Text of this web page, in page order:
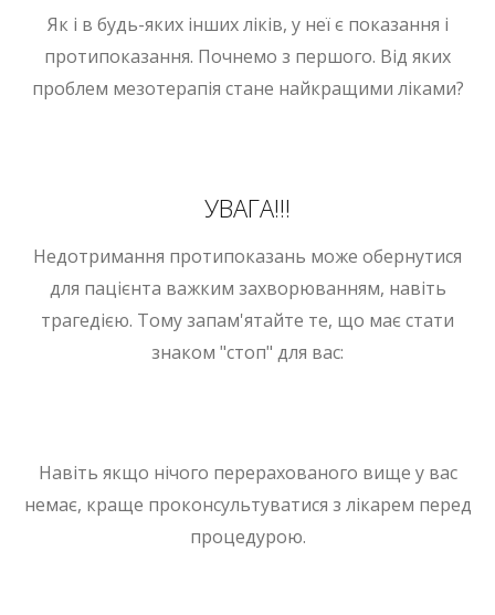
Як і в будь-яких інших ліків, у неї є показання і
протипоказання. Почнемо з першого. Від яких
проблем мезотерапія стане найкращими ліками?
УВАГА!!!
Недотримання протипоказань може обернутися
для пацієнта важким захворюванням, навіть
трагедією. Тому запам'ятайте те, що має стати
знаком "стоп" для вас:
Навіть якщо нічого перерахованого вище у вас
немає, краще проконсультуватися з лікарем перед
процедурою.